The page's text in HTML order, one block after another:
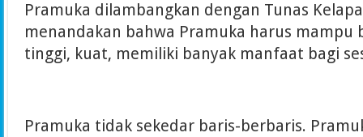
Pramuka dilambangkan dengan Tunas
menandakan bahwa Pramuka harus
tinggi, kuat, memiliki banyak manfaat bagi
Pramuka tidak sekedar baris-berbaris.